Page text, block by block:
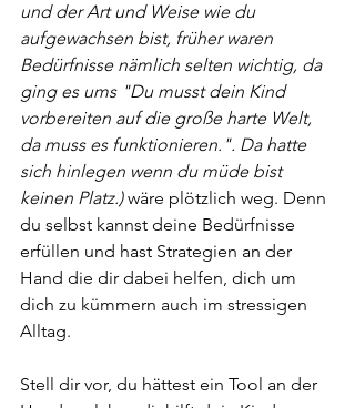
und der Art und Weise wie du
aufgewachsen bist, früher waren
Bedürfnisse nämlich selten wichtig, da
ging es ums "Du musst dein Kind
vorbereiten auf die große harte Welt,
da muss es funktionieren.". Da hatte
sich hinlegen wenn du müde bist
keinen Platz.) wäre plötzlich weg. Denn
du selbst kannst deine Bedürfnisse
erfüllen und hast Strategien an der
Hand die dir dabei helfen, dich um
dich zu kümmern auch im stressigen
Alltag.
Stell dir vor, du hättest ein Tool an der